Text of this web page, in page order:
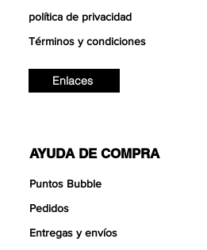
política de privacidad
Términos y condiciones
Enlaces
AYUDA DE COMPRA
Puntos Bubble
Pedidos
Entregas y envíos